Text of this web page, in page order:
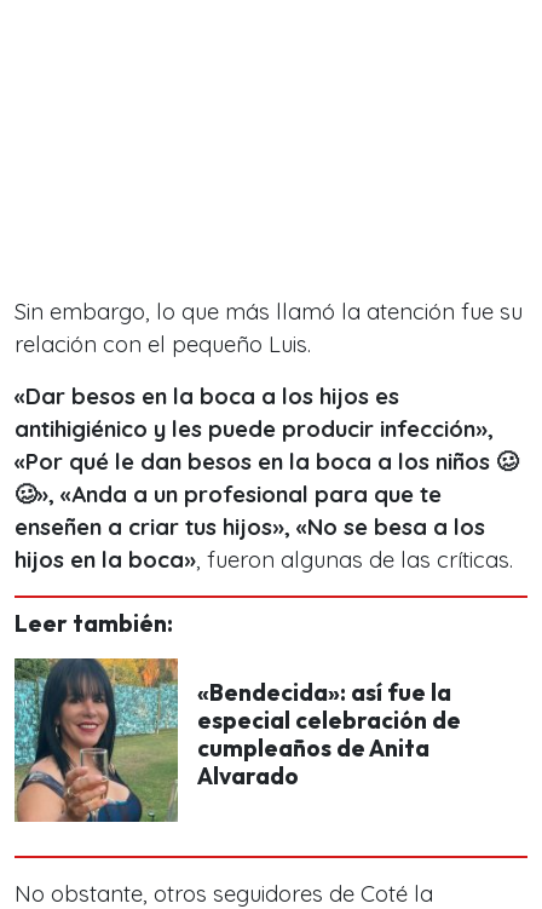
Sin embargo, lo que más llamó la atención fue su
relación con el pequeño Luis.
«Dar besos en la boca a los hijos es
antihigiénico y les puede producir infección»,
«Por qué le dan besos en la boca a los niños 🥴
🥴», «Anda a un profesional para que te
enseñen a criar tus hijos», «No se besa a los
hijos en la boca», fueron algunas de las críticas.
Leer también:
«Bendecida»: así fue la
especial celebración de
cumpleaños de Anita
Alvarado
No obstante, otros seguidores de Coté la